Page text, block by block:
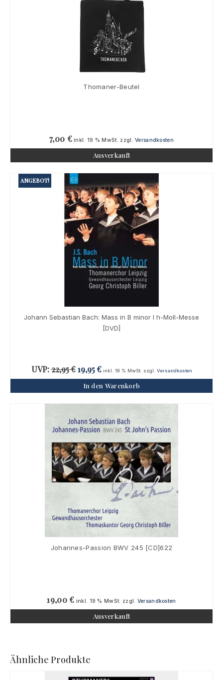
Thomaner-Beutel
7,00 € inkl. 19 % MwSt. zzgl.Versandkosten
Ausverkauft
ANGEBOT!
Johann Sebastian Bach: Mass in B minor I h-Moll-Messe
[DVD]
UVP:22,95€ Ursprünglicher
Preis
war:
19,95€Aktueller
Preis
ist:
inkl. 19 % MwSt. zzgl. Versandkosten
In den Warenkorb
Johannes-Passion BWV 245 [CD]622
19,00 € inkl. 19 % MwSt. zzgl. Versandkosten
Ausverkauft
Ähnliche Produkte